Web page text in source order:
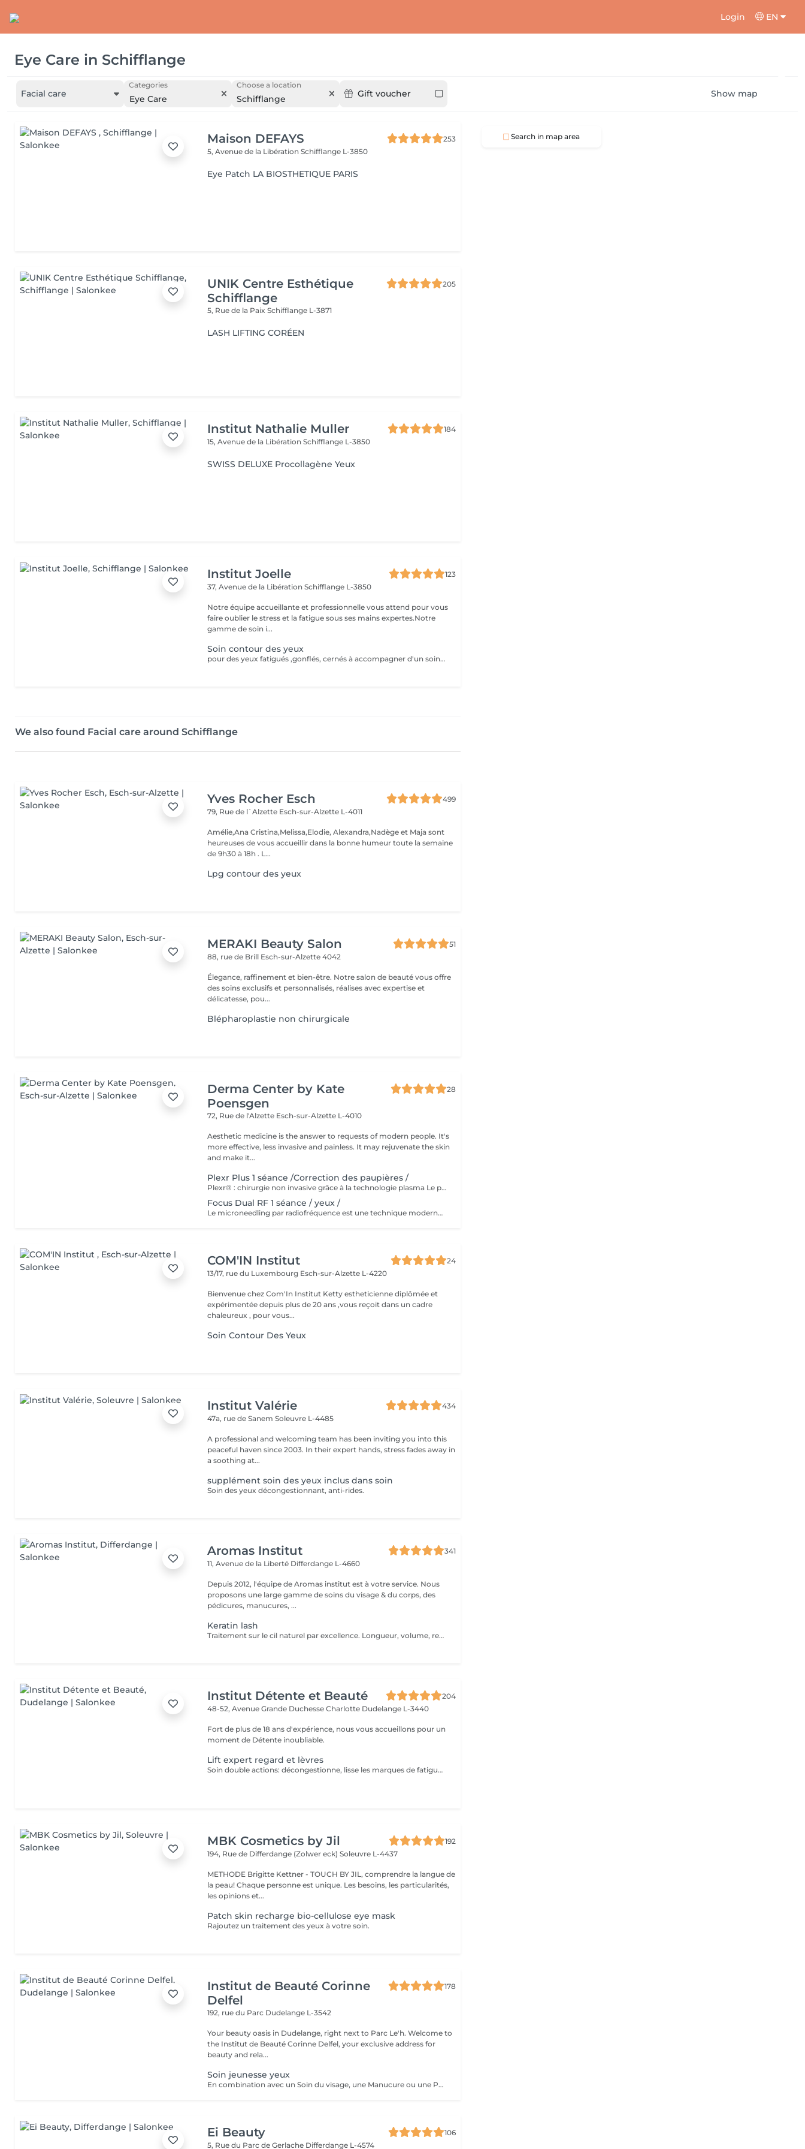
Login EN
Eye Care in Schifflange
Facial care
Categories
Eye Care
Choose a location
Schifflange Gift voucher Show map
Maison DEFAYS
253
5, Avenue de la LibérationSchifflange L-3850
Eye Patch LA BIOSTHETIQUE PARIS
UNIK Centre Esthétique
Schifflange
205
5, Rue de la PaixSchifflange L-3871
LASH LIFTING CORÉEN
Institut Nathalie Muller
184
15, Avenue de la LibérationSchifflange L-3850
SWISS DELUXE Procollagène Yeux
Institut Joelle
123
37, Avenue de la LibérationSchifflange L-3850
Notre équipe accueillante et professionnelle vous attend pour vous
faire oublier le stress et la fatigue sous ses mains expertes.Notre
gamme de soin i...
Soin contour des yeux
pour des yeux fatigués ,gonflés, cernés à accompagner d'un soin visage de préférence
We also found Facial care around Schifflange
Yves Rocher Esch
499
79, Rue de l`Alzette Esch-sur-Alzette L-4011
Amélie,Ana Cristina,Melissa,Elodie, Alexandra,Nadège et Maja sont
heureuses de vous accueillir dans la bonne humeur toute la semaine
de 9h30 à 18h . L...
Lpg contour des yeux
MERAKI Beauty Salon
51
88, rue de Brill Esch-sur-Alzette 4042
Élegance, raffinement et bien-être. Notre salon de beauté vous offre
des soins exclusifs et personnalisés, réalises avec expertise et
délicatesse, pou...
Blépharoplastie non chirurgicale
Derma Center by Kate
Poensgen
28
72, Rue de l'Alzette Esch-sur-Alzette L-4010
Aesthetic medicine is the answer to requests of modern people. It's
more effective, less invasive and painless. It may rejuvenate the skin
and make it...
Plexr Plus 1 séance /Correction des paupières /
Plexr® : chirurgie non invasive grâce à la technologie plasma Le premier appareil plasma au monde utilisé en médecine esthétique, breveté internationalement. Une technique de médecine esthétique dédiée aux traitements non invasifs d'excès de peau, dans des indications esthétiques et dermatologiques. Cet appareil permet de réaliser des actes esthétiques, auparavant réalisés uniquement par la chirurgie. Sa très grande précision, cible le traitement de manière très localisée sans endommager les tissus environnants. Indications : - Correction des paupières : inférieures et supérieures - Rides : Code barres, pattes d'oies, plis pré-auriculaires, péribuccales, plis du coup, relâchement cutané - Cicatrices : acné, chéloïde - Taches localisées : lentigos, éphélides, vieillesse - Actes dermatologiques : verrues, angiomes, xanthélasma, fibromes, herpès simplex, hyperkératose Le tarif est variable selon la zone à traiter. Consultation et diagnostic gratuit avant traitement.
Focus Dual RF 1 séance / yeux /
Le microneedling par radiofréquence est une technique moderne qui associe des micro-injections cutanées à un chauffage simultané des couches profondes de la peau grâce aux ondes radio (RF). Réalisé autour des yeux, ce traitement utilise de fines micro-aiguilles stériles qui pénètrent l'épiderme et diffusent la chaleur directement dans le derme, stimulant ainsi les processus de régénération et de réparation. Cette technologie permet de : - raffermir la peau des paupières et des cernes, - atténuer les ridules (y compris les pattes d'oie), - améliorer l'élasticité et la fermeté de la peau, et réduire les cernes et les poches sous les yeux.
COM'IN Institut
24
13/17, rue du Luxembourg Esch-sur-Alzette L-4220
Bienvenue chez Com'In Institut Ketty estheticienne diplômée et
expérimentée depuis plus de 20 ans ,vous reçoit dans un cadre
chaleureux , pour vous...
Soin Contour Des Yeux
Institut Valérie
434
47a, rue de SanemSoleuvre L-4485
A professional and welcoming team has been inviting you into this
peaceful haven since 2003. In their expert hands, stress fades away in
a soothing at...
supplément soin des yeux inclus dans soin
Soin des yeux décongestionnant, anti-rides.
Aromas Institut
341
11, Avenue de la Liberté Differdange L-4660
Depuis 2012, l'équipe de Aromas institut est à votre service. Nous
proposons une large gamme de soins du visage & du corps, des
pédicures, manucures, ...
Keratin lash
Traitement sur le cil naturel par excellence. Longueur, volume, rehaussement et intensité de la couleur des cils est la promesse du Keratin lash. Un effet d'optique se produit : des cils plus longs, épais et dense pour un regard sophistiqué au naturel. La tenue est entre 3 semaines et 1 mois et demi. Nous vous prions de bien vouloir respecter votre rendez-vous. En prenant rendez-vous, vous occupez une place, dont une autre personne aurait éventuellement besoin. Tout rendez-vous non annulé 24h en avance, est susceptible d'être facturé. (Si vous ne pouvez pas vous présenter à votre RDV, proposez-le éventuellement à un proche ou à un ami) Toute l'équipe de Aromas Institut vous remercie pour votre respect et votre compréhension.
Institut Détente et Beauté
204
48-52, Avenue Grande Duchesse Charlotte Dudelange L-3440
Fort de plus de 18 ans d'expérience, nous vous accueillons pour un
moment de Détente inoubliable.
Lift expert regard et lèvres
Soin double actions: décongestionne, lisse les marques de fatigue et repulpe les lèvres
MBK Cosmetics by Jil
192
194, Rue de Differdange (Zolwer eck)Soleuvre L-4437
METHODE Brigitte Kettner - TOUCH BY JIL, comprendre la langue de
la peau! Chaque personne est unique. Les besoins, les particularités,
les opinions et...
Patch skin recharge bio-cellulose eye mask
Rajoutez un traitement des yeux à votre soin.
Institut de Beauté Corinne
Delfel
178
192, rue du Parc Dudelange L-3542
Your beauty oasis in Dudelange, right next to Parc Le'h. Welcome to
the Institut de Beauté Corinne Delfel, your exclusive address for
beauty and rela...
Soin jeunesse yeux
En combination avec un Soin du visage, une Manucure ou une Pédicure Patch Gel Liftant- Technologie cellulaire
Ei Beauty
106
5, Rue du Parc de Gerlache Differdange L-4574
Search in map area